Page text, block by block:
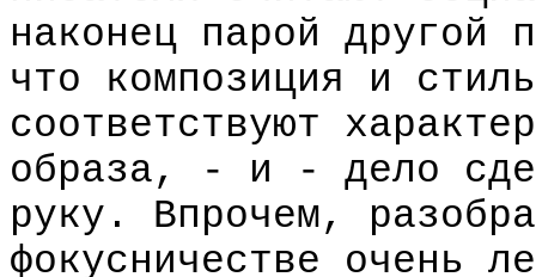
наконец парой другой
что композиция и
соответствуют
образа, - и - дело
руку. Впрочем,
фокусничестве очень